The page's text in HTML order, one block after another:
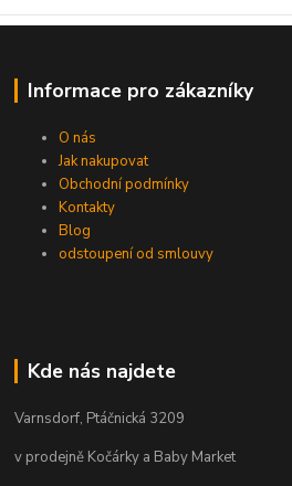
Informace pro zákazníky
O nás
Jak nakupovat
Obchodní podmínky
Kontakty
Blog
odstoupení od smlouvy
Kde nás najdete
Varnsdorf, Ptáčnická 3209
v prodejně Kočárky a Baby Market